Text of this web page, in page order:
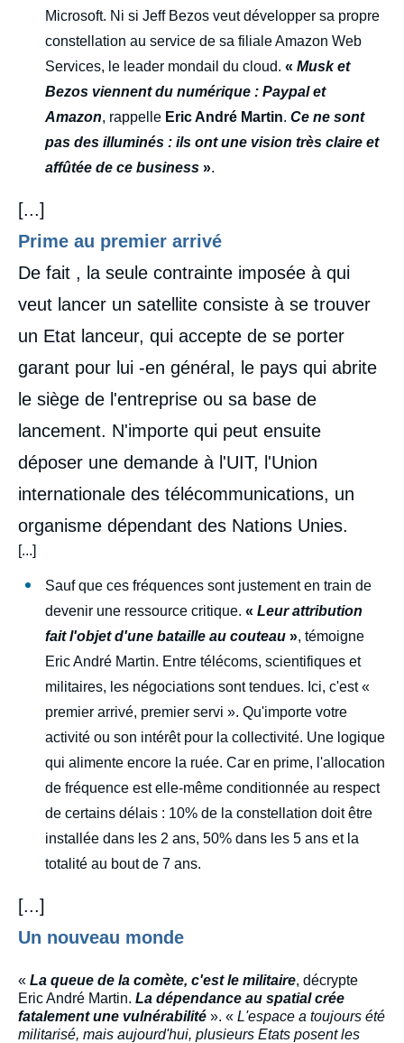
Microsoft. Ni si Jeff Bezos veut développer sa propre
constellation au service de sa filiale Amazon Web
Services, le leader mondail du cloud. « Musk et
Bezos viennent du numérique : Paypal et
Amazon, rappelle Eric André Martin. Ce ne sont
pas des illuminés : ils ont une vision très claire et
affûtée de ce business ».
[...]
Prime au premier arrivé
De fait , la seule contrainte imposée à qui
veut lancer un satellite consiste à se trouver
un Etat lanceur, qui accepte de se porter
garant pour lui -en général, le pays qui abrite
le siège de l'entreprise ou sa base de
lancement. N'importe qui peut ensuite
déposer une demande à l'UIT, l'Union
internationale des télécommunications, un
organisme dépendant des Nations Unies.
[...]
Sauf que ces fréquences sont justement en train de
devenir une ressource critique. « Leur attribution
fait l'objet d'une bataille au couteau », témoigne
Eric André Martin. Entre télécoms, scientifiques et
militaires, les négociations sont tendues. Ici, c'est «
premier arrivé, premier servi ». Qu'importe votre
activité ou son intérêt pour la collectivité. Une logique
qui alimente encore la ruée. Car en prime, l'allocation
de fréquence est elle-même conditionnée au respect
de certains délais : 10% de la constellation doit être
installée dans les 2 ans, 50% dans les 5 ans et la
totalité au bout de 7 ans.
[...]
Un nouveau monde
« La queue de la comète, c'est le militaire, décrypte
Eric André Martin. La dépendance au spatial crée
fatalement une vulnérabilité ». « L'espace a toujours été
militarisé, mais aujourd'hui, plusieurs Etats posent les